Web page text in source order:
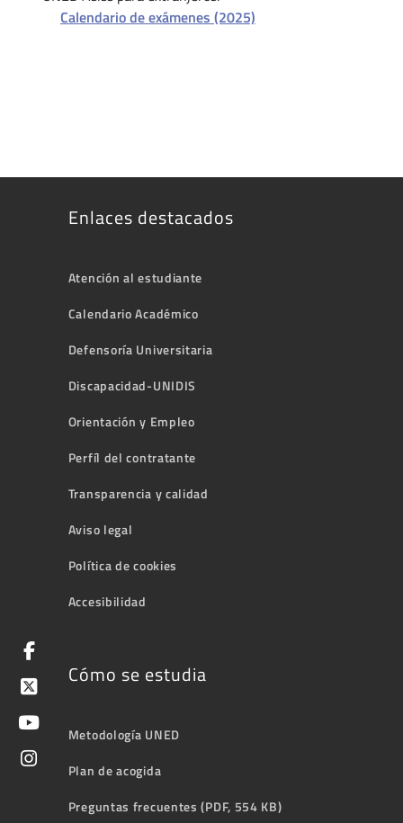
Calendario de exámenes (2025)
Enlaces destacados
Atención al estudiante
Calendario Académico
Defensoría Universitaria
Discapacidad-UNIDIS
Orientación y Empleo
Perfíl del contratante
Transparencia y calidad
Aviso legal
Política de cookies
Accesibilidad
Cómo se estudia
Metodología UNED
Plan de acogida
Preguntas frecuentes (PDF, 554 KB)